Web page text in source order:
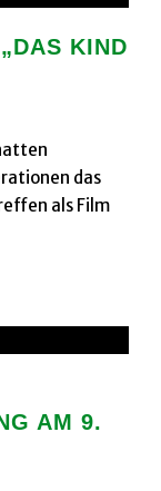
KIND D
das
als Film
AM 9.